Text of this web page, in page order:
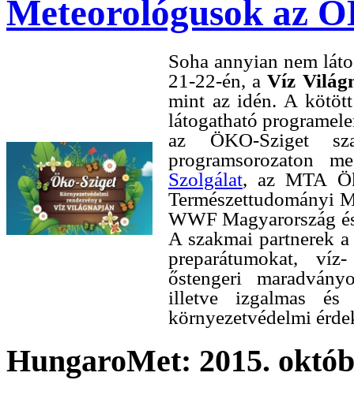
Meteorológusok az
Soha annyian nem
21-22-én, aVíz
mint az idén. A kötött
látogatható
az ÖKO-Sziget
programsorozaton
Szolgálat, az MTA
Természettudományi
WWF Magyarország
A szakmai partnerek
preparátumokat,
őstengeri
illetve izgalmas és
környezetvédelmi
HungaroMet: 2015.